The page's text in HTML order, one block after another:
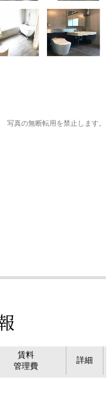
写真の無断転用を禁止します。
賃料
管理費
詳細